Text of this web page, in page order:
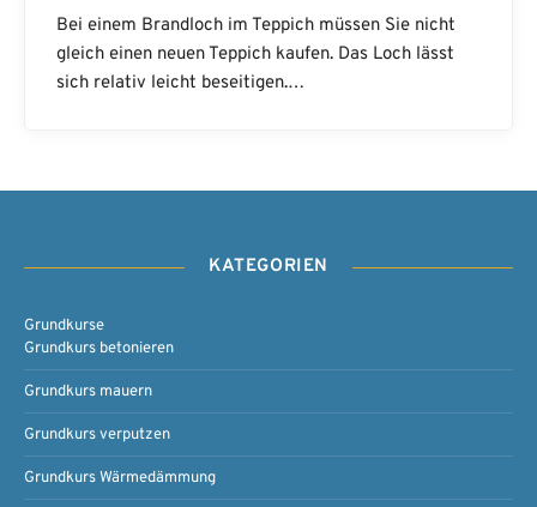
Bei einem Brandloch im Teppich müssen Sie nicht
gleich einen neuen Teppich kaufen. Das Loch lässt
sich relativ leicht beseitigen.…
KATEGORIEN
Grundkurse
Grundkurs betonieren
Grundkurs mauern
Grundkurs verputzen
Grundkurs Wärmedämmung